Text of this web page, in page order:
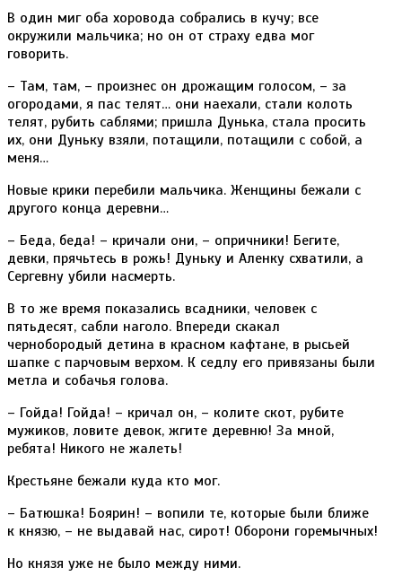
В один миг оба хоровода собрались в кучу; все
окружили мальчика; но он от страху едва мог
говорить.
– Там, там, – произнес он дрожащим голосом, – за
огородами, я пас телят… они наехали, стали колоть
телят, рубить саблями; пришла Дунька, стала просить
их, они Дуньку взяли, потащили, потащили с собой, а
меня…
Новые крики перебили мальчика. Женщины бежали с
другого конца деревни…
– Беда, беда! – кричали они, – опричники! Бегите,
девки, прячьтесь в рожь! Дуньку и Аленку схватили, а
Сергевну убили насмерть.
В то же время показались всадники, человек с
пятьдесят, сабли наголо. Впереди скакал
чернобородый детина в красном кафтане, в рысьей
шапке с парчовым верхом. К седлу его привязаны были
метла и собачья голова.
– Гойда! Гойда! – кричал он, – колите скот, рубите
мужиков, ловите девок, жгите деревню! За мной,
ребята! Никого не жалеть!
Крестьяне бежали куда кто мог.
– Батюшка! Боярин! – вопили те, которые были ближе
к князю, – не выдавай нас, сирот! Оборони горемычных!
Но князя уже не было между ними.